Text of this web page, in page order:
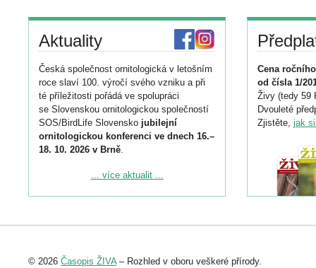
Aktuality
Česká společnost ornitologická v letošním
roce slaví 100. výročí svého vzniku a při
té příležitosti pořádá ve spolupráci
se Slovenskou ornitologickou společností
SOS/BirdLife Slovensko jubilejní
ornitologickou konferenci ve dnech 16.–
18. 10. 2026 v Brně.
Podrobnější informace ke konferenci
Registrovat se můžete do 6. září.
abstraktu přihlášené přednášky nebo
... více aktualit ...
Cena
od čísla 1/
Živy (tedy 59
Dvouleté
Zjistěte, jak
© 2026 Časopis ŽIVA– Rozhled v oboru veškeré přírody.